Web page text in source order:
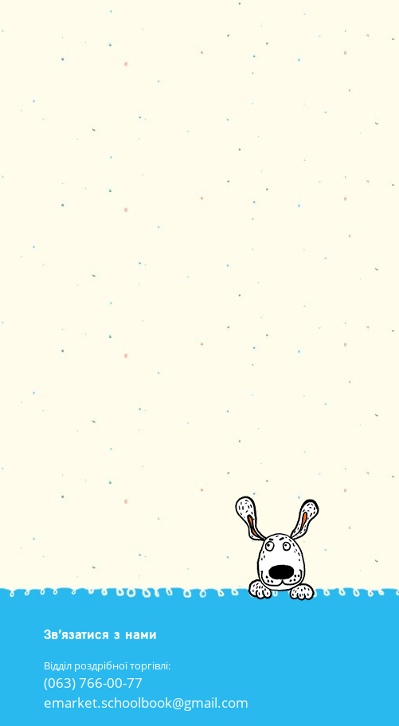
Зв’язатися з нами
Відділ роздрібної торгівлі:
(063) 766-00-77
emarket.schoolbook@gmail.com